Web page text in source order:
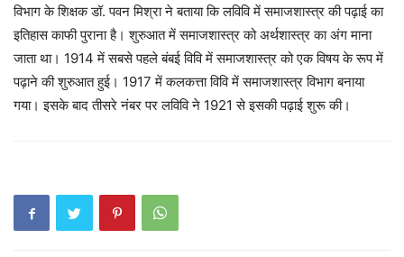
विभाग के शिक्षक डॉ. पवन मिश्रा ने बताया कि लविवि में समाजशास्त्र की पढ़ाई का
इतिहास काफी पुराना है। शुरुआत में समाजशास्त्र को अर्थशास्त्र का अंग माना
जाता था। 1914 में सबसे पहले बंबई विवि में समाजशास्त्र को एक विषय के रूप में
पढ़ाने की शुरुआत हुई। 1917 में कलकत्ता विवि में समाजशास्त्र विभाग बनाया
गया। इसके बाद तीसरे नंबर पर लविवि ने 1921 से इसकी पढ़ाई शुरू की।